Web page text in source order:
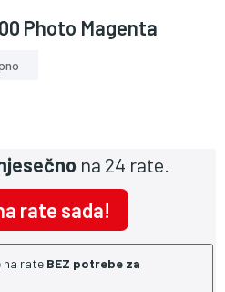
Photo Magenta
na 24 rate.
rate sada!
na rate BEZ potrebe za